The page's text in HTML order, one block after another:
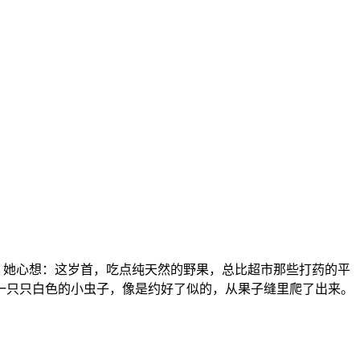
心想：这岁首，吃点纯天然的野果，总比超市那些打药的平
只白色的小虫子，像是约好了似的，从果子缝里爬了出来。